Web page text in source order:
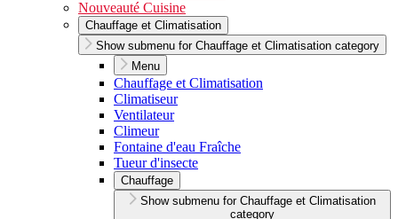
Nouveauté Cuisine
Chauffage et Climatisation
Show submenu for Chauffage et Climatisation category
Menu
Chauffage et Climatisation
Climatiseur
Ventilateur
Climeur
Fontaine d'eau Fraîche
Tueur d'insecte
Chauffage
Show submenu for Chauffage et Climatisation
category